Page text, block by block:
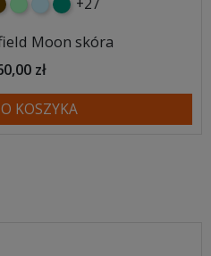
miętowybłękitny
turkusowy
Moon skóra
zł
KOSZYKA